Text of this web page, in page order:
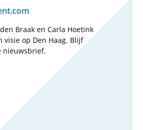
Braak en Carla Hoetink
visie op Den Haag. Blijf
nieuwsbrief.